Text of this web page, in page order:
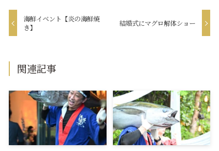
海鮮イベント【炎の海鮮焼
き】
結婚式にマグロ解体ショー
関連記事